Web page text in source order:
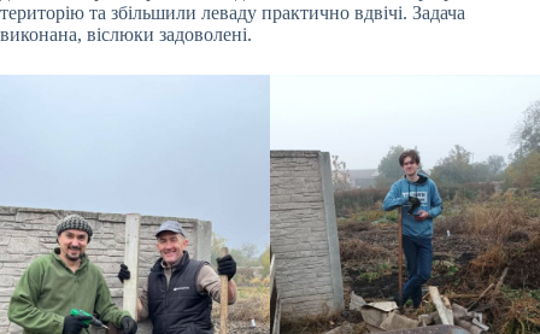
територію та збільшили леваду практично вдвічі. Задача
виконана, віслюки задоволені.